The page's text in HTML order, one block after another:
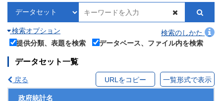
検索オプション
検索のしかた
提供分類、表題を検索
データベース、ファイル内を検索
データセット一覧
戻る URLをコピー 一覧形式で表示
政府統計名